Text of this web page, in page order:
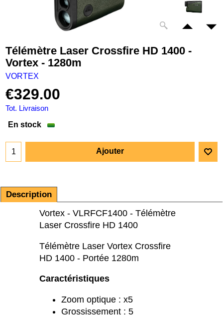
Télémètre Laser Crossfire HD 1400 -
Vortex - 1280m
VORTEX
€329.00
Tot. Livraison
En stock
Ajouter
Description
Vortex - VLRFCF1400 - Télémètre
Laser Crossfire HD 1400
Télémètre Laser Vortex Crossfire
HD 1400 - Portée 1280m
Caractéristiques
Zoom optique : x5
Grossissement : 5